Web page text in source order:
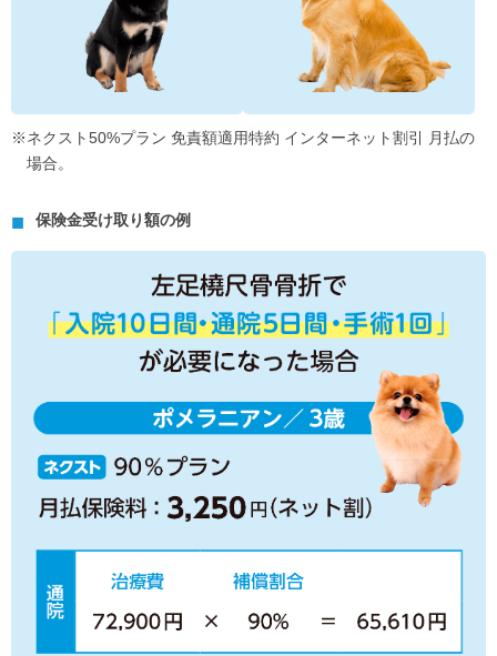
※ネクスト50%プラン 免責額適用特約 インターネット割引 月払の
場合。
保険金受け取り額の例